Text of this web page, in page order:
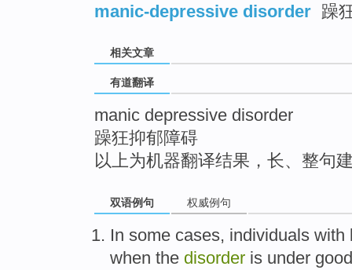
manic-depressive disorder 躁
相关文章
有道翻译
manic depressive disorder
躁狂抑郁障碍
以上为机器翻译结果，长、整句
双语例句 权威例句
In some cases, individuals with
when the disorder is under good